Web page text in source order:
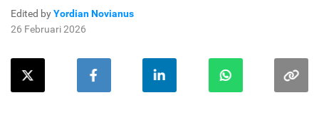
Edited byYordian Novianus
26 Februari 2026